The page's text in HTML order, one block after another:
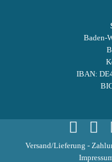
Baden-
IBAN:
Versand/Lieferung -